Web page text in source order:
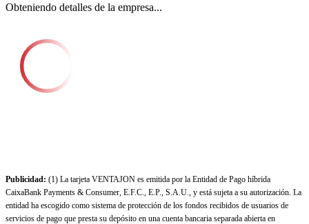
Obteniendo detalles de la empresa...
Publicidad: (1) La tarjeta VENTAJON es emitida por la Entidad de Pago híbrida
CaixaBank Payments & Consumer, E.F.C., E.P., S.A.U., y está sujeta a su autorización. La
entidad ha escogido como sistema de protección de los fondos recibidos de usuarios de
servicios de pago que presta su depósito en una cuenta bancaria separada abierta en